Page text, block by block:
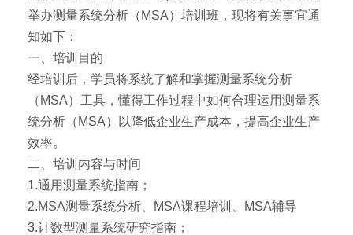
举办测量系统分析（MSA）培训班，现将有关事宜通
知如下：
一、培训目的
经培训后，学员将系统了解和掌握测量系统分析
（MSA）工具，懂得工作过程中如何合理运用测量系
统分析（MSA）以降低企业生产成本，提高企业生产
效率。
二、培训内容与时间
1.通用测量系统指南；
2.MSA测量系统分析、MSA课程培训、MSA辅导
3.计数型测量系统研究指南；